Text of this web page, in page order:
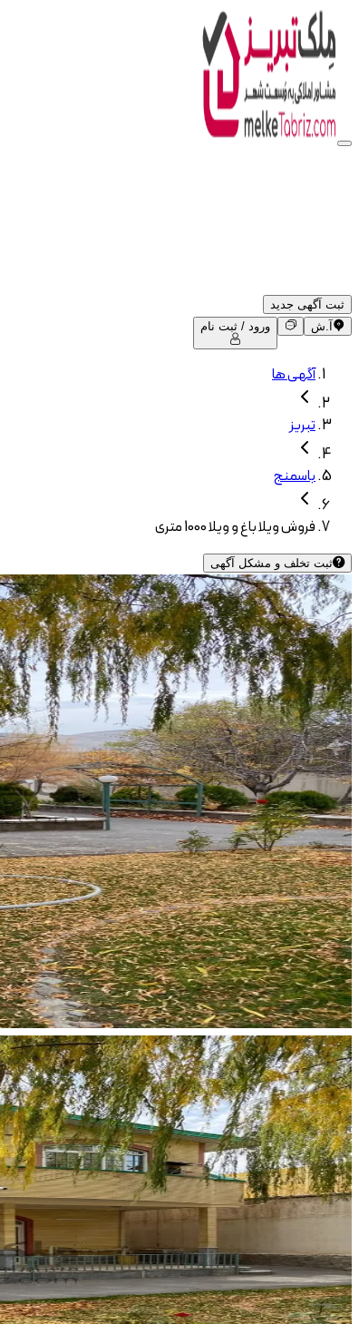
ثبت آگهی جدید
آ.ش
ورود / ثبت نام
آگهی ها
تبریز
باسمنج
فروش ویلا باغ و ویلا 1000 متری
ثبت تخلف و مشکل آگهی